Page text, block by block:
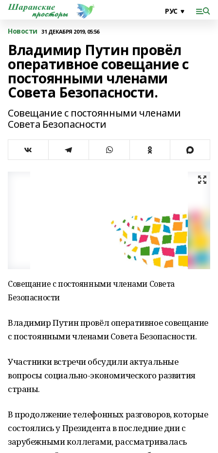
Новости 31 ДЕКАБРЯ 2019, 05:56
Владимир Путин провёл
оперативное совещание с
постоянными членами
Совета Безопасности.
Совещание с постоянными членами
Совета Безопасности
Совещание с постоянными членами Совета
Безопасности
Владимир Путин провёл оперативное совещание
с постоянными членами Совета Безопасности.
Участники встречи обсудили актуальные
вопросы социально-экономического развития
страны.
В продолжение телефонных разговоров, которые
состоялись у Президента в последние дни с
зарубежными коллегами, рассматривалась